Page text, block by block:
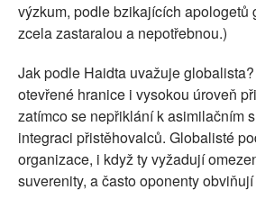
výzkum, podle bzikajících apologetů
zcela zastaralou a nepotřebnou.)
Jak podle Haidta uvažuje
otevřené hranice i vysokou úroveň
zatímco se nepřiklání k asimilačním
integraci přistěhovalců. Globalisté
organizace, i když ty vyžadují
suverenity, a často oponenty